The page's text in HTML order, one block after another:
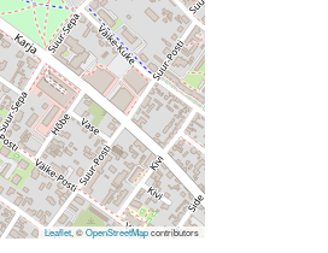
Leaflet , ©OpenStreetMapcontributors